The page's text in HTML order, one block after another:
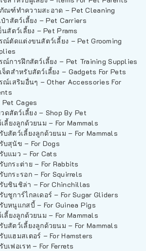
ณฑ์ทำความสะอาด – Pet Cleaning
ป๋าสัตว์เลี้ยง – Pet Carriers
นสัตว์เลี้ยง – Pet Prams
ณ์ตัดแต่งขนสัตว์เลี้ยง – Pet Grooming
ณ์การฝึกสัตว์เลี้ยง – Pet Training Supplies
จ็ตสำหรับสัตว์เลี้ยง – Gadgets For Pets
ณ์เสริมอื่นๆ – Other Accessories For
Pet Cages
ดสัตว์เลี้ยง – Shop By Pet
ลี้ยงลูกด้วยนม – For Mammals
บสัตว์เลี้ยงลูกด้วยนม – For Mammals
บสุนัข – For Dogs
บแมว – For Cats
บกระต่าย – For Rabbits
บกระรอก – For Squirrels
บชินชิล่า – For Chinchillas
บชูการ์ไกลเดอร์ – For Sugar Gliders
บหนูแกสบี้ – For Guinea Pigs
ลี้ยงลูกด้วยนม – For Mammals
บสัตว์เลี้ยงลูกด้วยนม – For Mammals
บแฮมสเตอร์ – For Hamsters
บเฟอเรท – For Ferrets